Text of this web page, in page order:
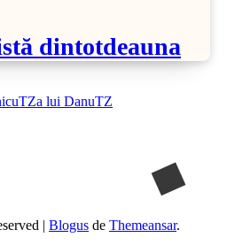
dintotdeauna
lui DanuTZ
| Blogus de Themeansar.